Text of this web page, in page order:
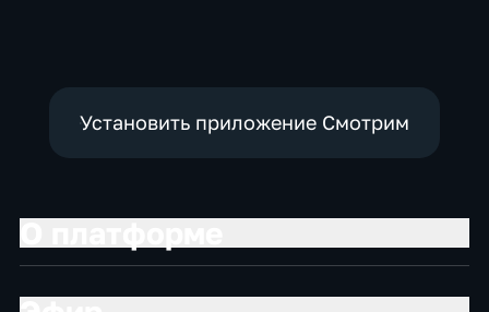
Установить приложение Смотрим